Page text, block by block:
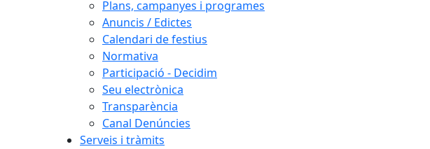
Plans, campanyes i programes
Anuncis / Edictes
Calendari de festius
Normativa
Participació - Decidim
Seu electrònica
Transparència
Canal Denúncies
Serveis i tràmits